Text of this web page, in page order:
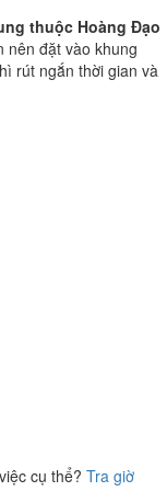
thuộc Hoàng Đạo
nên đặt vào khung
rút ngắn thời gian và
cụ thể? Tra giờ